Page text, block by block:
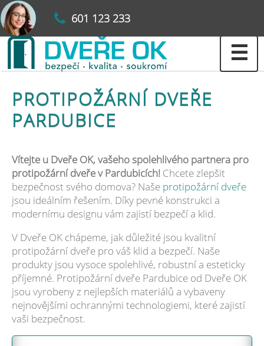
601 123 233
☰
PROTIPOŽÁRNÍ DVEŘE
PARDUBICE
Vítejte u Dveře OK, vašeho spolehlivého partnera pro
protipožární dveře v Pardubicích! Chcete zlepšit
bezpečnost svého domova? Naše protipožární dveře
jsou ideálním řešením. Díky pevné konstrukci a
modernímu designu vám zajistí bezpečí a klid.
V Dveře OK chápeme, jak důležité jsou kvalitní
protipožární dveře pro váš klid a bezpečí. Naše
produkty jsou vysoce spolehlivé, robustní a esteticky
příjemné. Protipožární dveře Pardubice od Dveře OK
jsou vyrobeny z nejlepších materiálů a vybaveny
nejnovějšími ochrannými technologiemi, které zajistí
vaši bezpečnost.